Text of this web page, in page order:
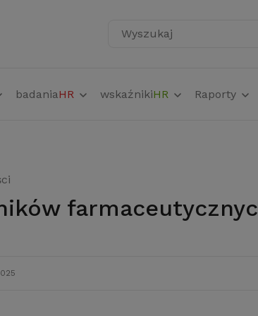
Wyszukaj
badaniaHR wskaźnikiHR Raporty